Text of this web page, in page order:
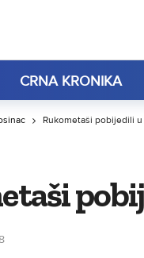
CRNA KRONIKA
Rukometaši pobijedili